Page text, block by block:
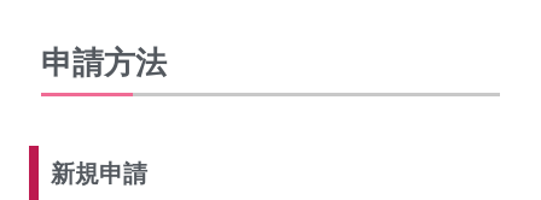
申請方法
新規申請